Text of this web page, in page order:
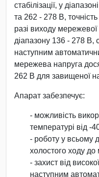
стабілізації, у
та 262 - 278 В,
разі виходу
діапазону 136 - 278 В,
наступним
мережева напруга
262 В для завищеної
Апарат забезпечує:
- можливість
температурі від -
- роботу у всьому
холостого ходу
- захист від
наступним